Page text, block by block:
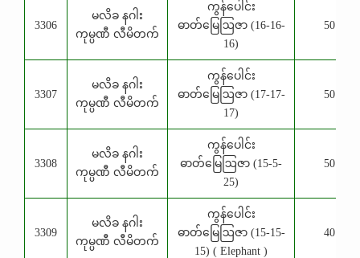
3306
မလိခ နဂါး
ကုမ္ပဏီ လီမိတက်
ကွန်ပေါင်း
ဓာတ်မြေဩဇာ (16-16-
16)
50 Kg
3307
မလိခ နဂါး
ကုမ္ပဏီ လီမိတက်
ကွန်ပေါင်း
ဓာတ်မြေဩဇာ (17-17-
17)
50 Kg
3308
မလိခ နဂါး
ကုမ္ပဏီ လီမိတက်
ကွန်ပေါင်း
ဓာတ်မြေဩဇာ (15-5-
25)
50 Kg
3309
မလိခ နဂါး
ကုမ္ပဏီ လီမိတက်
ကွန်ပေါင်း
ဓာတ်မြေဩဇာ (15-15-
15) ( Elephant )
40 Kg